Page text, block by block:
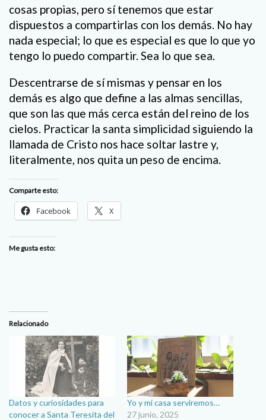
cosas propias, pero sí tenemos que estar
dispuestos a compartirlas con los demás. No hay
nada especial; lo que es especial es que lo que yo
tengo lo puedo compartir. Sea lo que sea.
Descentrarse de sí mismas y pensar en los
demás es algo que define a las almas sencillas,
que son las que más cerca están del reino de los
cielos. Practicar la santa simplicidad siguiendo la
llamada de Cristo nos hace soltar lastre y,
literalmente, nos quita un peso de encima.
Comparte esto:
Facebook X
Me gusta esto:
Relacionado
Datos y curiosidades para
conocer a Santa Teresita del
Yo y mi casa serviremos…
27 junio, 2025